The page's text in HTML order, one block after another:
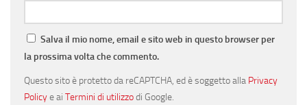
Salva il mio nome, email e sito web in questo browser per
la prossima volta che commento.
Questo sito è protetto da reCAPTCHA, ed è soggetto alla Privacy
Policye ai Termini di utilizzodi Google.